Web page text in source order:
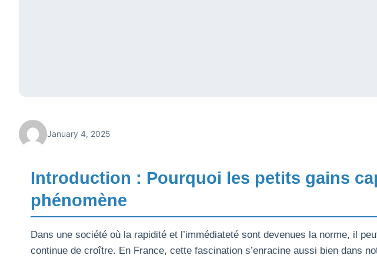
January 4, 2025
Introduction : Pourquoi les petits gains
phénomène
Dans une société où la rapidité et l’immédiateté sont devenues la norme, il
continue de croître. En France, cette fascination s’enracine aussi bien dans